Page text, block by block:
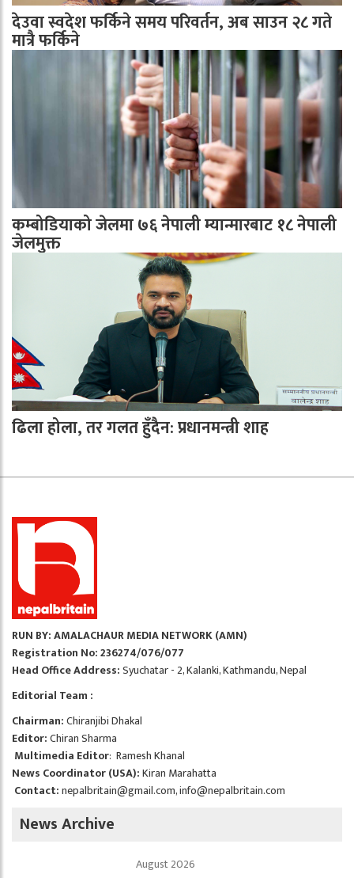
देउवा स्वदेश फर्किने समय परिवर्तन, अब साउन २८ गते
मात्रै फर्किने
कम्बोडियाको जेलमा ७६ नेपाली म्यान्मारबाट १८ नेपाली
जेलमुक्त
ढिला होला, तर गलत हुँदैन: प्रधानमन्त्री शाह
RUN BY: AMALACHAUR MEDIA NETWORK (AMN)
Registration No: 236274/076/077
Head Office Address:Syuchatar - 2, Kalanki, Kathmandu, Nepal
Editorial Team :
Chairman:Chiranjibi Dhakal
Editor:Chiran Sharma
Multimedia Editor: Ramesh Khanal
News Coordinator (USA):Kiran Marahatta
Contact:nepalbritain@gmail.com,info@nepalbritain.com
News Archive
August 2026